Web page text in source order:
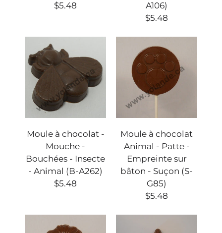
$5.48
A106)
$5.48
Moule à chocolat -
Mouche -
Bouchées - Insecte
- Animal (B-A262)
$5.48
Moule à chocolat
Animal - Patte -
Empreinte sur
bâton - Suçon (S-
G85)
$5.48